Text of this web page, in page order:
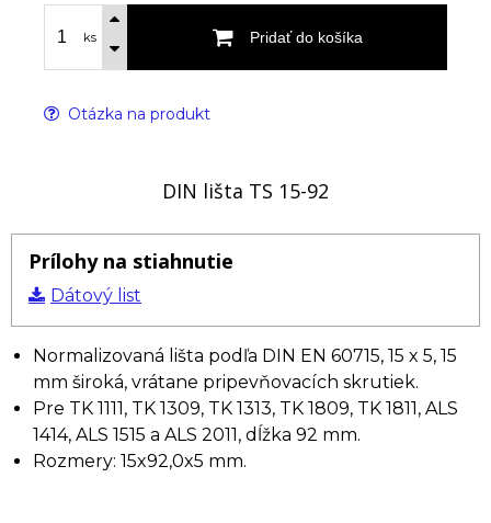
ks Pridať do košíka
Otázka na produkt
DIN lišta TS 15-92
Prílohy na stiahnutie
Dátový list
Normalizovaná lišta podľa DIN EN 60715, 15 x 5, 15
mm široká, vrátane pripevňovacích skrutiek.
Pre TK 1111, TK 1309, TK 1313, TK 1809, TK 1811, ALS
1414, ALS 1515 a ALS 2011, dĺžka 92 mm.
Rozmery: 15x92,0x5 mm.